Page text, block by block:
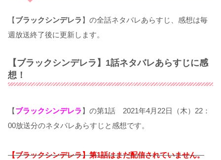
【 ブラックシンデレラ 】の全話ネタバレあらすじ、感想は毎
週放送終了後に更新します。
【ブラックシンデレラ】1話ネタバレあらすじに感
想！
【 ブラックシンデレラ 】の第1話 2021年4月22日（木）22：
00放送分のネタバレあらすじと感想です。
【ブラックシンデレラ】第1話はまだ配信されていません。